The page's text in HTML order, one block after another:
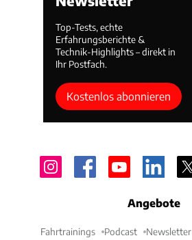
Top-Tests, echte
Erfahrungsberichte &
Technik-Highlights – direkt in
Ihr Postfach.
Kostenlos abonnieren
Angebote
Fahrtrainings Podcast Newsletter